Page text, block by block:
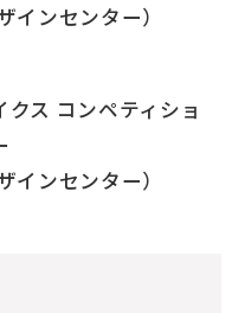
ンセンター）
ス コンペティショ
ンセンター）